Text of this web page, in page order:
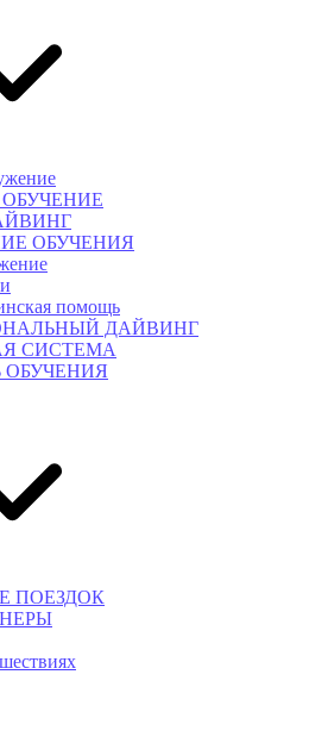
ОБУЧЕНИЯ
помощь
ДАЙВИНГ
СИСТЕМА
ПОЕЗДОК